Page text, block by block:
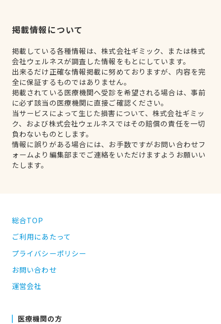
掲載情報について
掲載している各種情報は、株式会社ギミック、または株式
会社ウェルネスが調査した情報をもとにしています。
出来るだけ正確な情報掲載に努めておりますが、内容を完
全に保証するものではありません。
掲載されている医療機関へ受診を希望される場合は、事前
に必ず該当の医療機関に直接ご確認ください。
当サービスによって生じた損害について、株式会社ギミッ
ク、および株式会社ウェルネスではその賠償の責任を一切
負わないものとします。
情報に誤りがある場合には、お手数ですがお問い合わせフ
ォームより編集部までご連絡をいただけますようお願いい
たします。
総合TOP
ご利用にあたって
プライバシーポリシー
お問い合わせ
運営会社
医療機関の方